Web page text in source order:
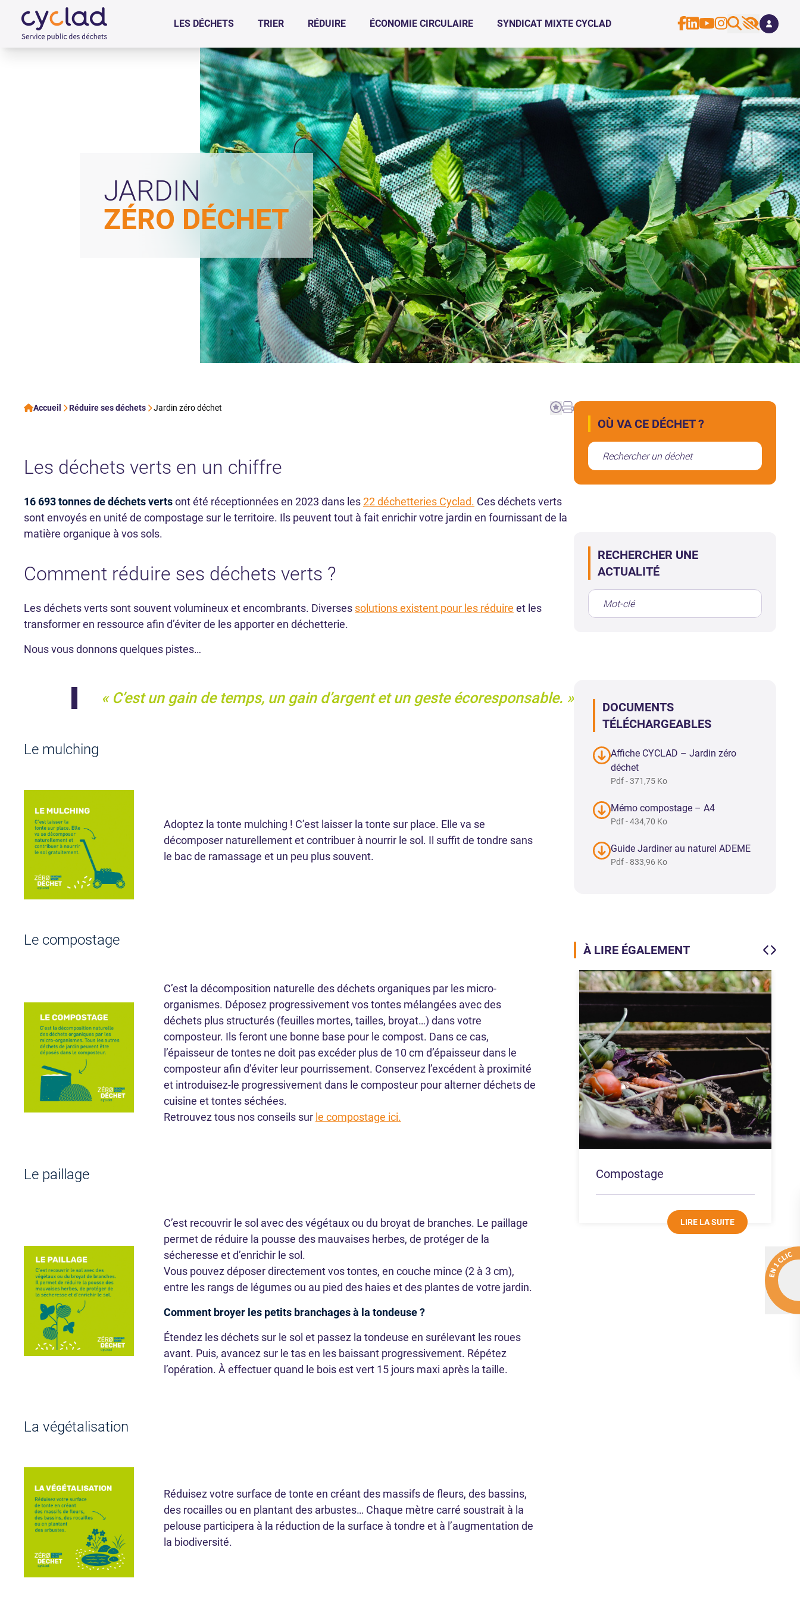
LES DÉCHETS TRIER RÉDUIRE ÉCONOMIE CIRCULAIRE SYNDICAT MIXTE CYCLAD
JARDIN
ZÉRO DÉCHET
Accueil Réduire ses déchets Jardin zéro déchet
Les déchets verts en un chiffre
16 693 tonnes de déchets vertsont été réceptionnées en 2023 dans les22 déchetteries Cyclad. Ces déchets verts
sont envoyés en unité de compostage sur le territoire. Ils peuvent tout à fait enrichir votre jardin en fournissant de la
matière organique à vos sols.
Comment réduire ses déchets verts ?
Les déchets verts sont souvent volumineux et encombrants. Diverses solutions existent pour les réduire et les
transformer en ressource afin d’éviter de les apporter en déchetterie.
Nous vous donnons quelques pistes…
C’est un gain de temps, un gain d’argent et un geste écoresponsable.
Le mulching
Adoptez la tonte mulching ! C’est laisser la tonte sur place. Elle va se
décomposer naturellement et contribuer à nourrir le sol. Il suffit de tondre sans
le bac de ramassage et un peu plus souvent.
Le compostage
C’est la décomposition naturelle des déchets organiques par les micro-
organismes. Déposez progressivement vos tontes mélangées avec des
déchets plus structurés (feuilles mortes, tailles, broyat…) dans votre
composteur. Ils feront une bonne base pour le compost. Dans ce cas,
l’épaisseur de tontes ne doit pas excéder plus de 10 cm d’épaisseur dans le
composteur afin d’éviter leur pourrissement. Conservez l’excédent à proximité
et introduisez-le progressivement dans le composteur pour alterner déchets de
cuisine et tontes séchées.
Retrouvez tous nos conseils sur le compostage ici.
Le paillage
C’est recouvrir le sol avec des végétaux ou du broyat de branches. Le paillage
permet de réduire la pousse des mauvaises herbes, de protéger de la
sécheresse et d’enrichir le sol.
Vous pouvez déposer directement vos tontes, en couche mince (2 à 3 cm),
entre les rangs de légumes ou au pied des haies et des plantes de votre jardin.
Comment broyer les petits branchages à la tondeuse ?
Étendez les déchets sur le sol et passez la tondeuse en surélevant les roues
avant. Puis, avancez sur le tas en les baissant progressivement. Répétez
l’opération. À effectuer quand le bois est vert 15 jours maxi après la taille.
La végétalisation
Réduisez votre surface de tonte en créant des massifs de fleurs, des bassins,
des rocailles ou en plantant des arbustes… Chaque mètre carré soustrait à la
pelouse participera à la réduction de la surface à tondre et à l’augmentation de
la biodiversité.
OÙ VA CE DÉCHET ?
RECHERCHER UNE
ACTUALITÉ
DOCUMENTS
TÉLÉCHARGEABLES
Affiche CYCLAD – Jardin zéro
déchet
Pdf - 371,75 Ko
Mémo compostage – A4
Pdf - 434,70 Ko
Guide Jardiner au naturel ADEME
Pdf - 833,96 Ko
À LIRE ÉGALEMENT
composter
LIRE LA SUITE LIRE LA SUITE
Compostage
LIRE LA SUITE